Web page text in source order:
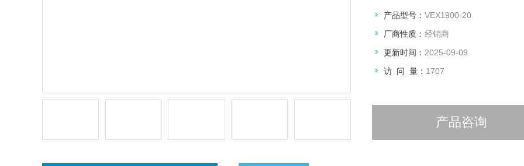
产品型号： VEX1900-20
厂商性质： 经销商
更新时间： 2025-09-09
访 问 量： 1707
产品咨询